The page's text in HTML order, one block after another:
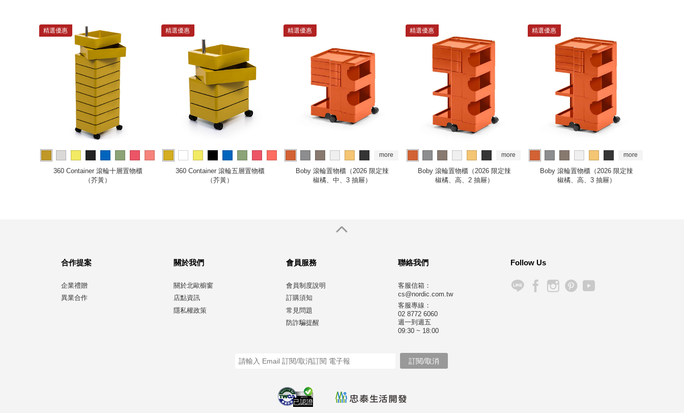
精選優惠
more
360 Container 滾輪十層置物櫃
（芥黃）
精選優惠
more
360 Container 滾輪五層置物櫃
（芥黃）
精選優惠
more
Boby 滾輪置物櫃（2026 限定辣
椒橘、中、3 抽屜）
精選優惠
more
Boby 滾輪置物櫃（2026 限定辣
椒橘、高、2 抽屜）
精選優惠
more
Boby 滾輪置物櫃（2026 限定辣
椒橘、高、3 抽屜）
合作提案
企業禮贈
異業合作
關於我們
關於北歐櫥窗
店點資訊
隱私權政策
會員服務
會員制度說明
訂購須知
常見問題
防詐騙提醒
聯絡我們
客服信箱：
cs@nordic.com.tw
客服專線：
02 8772 6060
週一到週五
09:30 ~ 18:00
Follow Us
已認證